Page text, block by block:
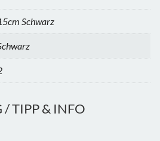
Schwarz
/ TIPP & INFO